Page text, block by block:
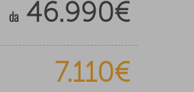
da 46.990€
7.110€